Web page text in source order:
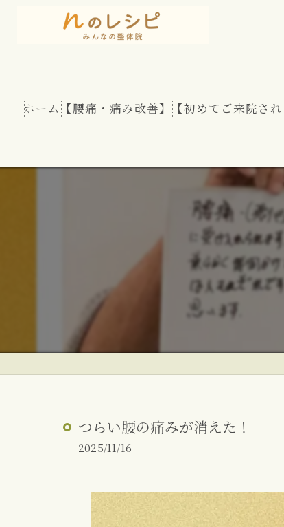
ホーム 【腰痛・痛み改善】
腰部脊柱管狭窄症
腰のヘルニア（椎間板ヘルニア）
ぎっくり腰
反り腰・姿勢改善
【初めてご来院され
つらい腰の痛みが消えた！
2025/11/16